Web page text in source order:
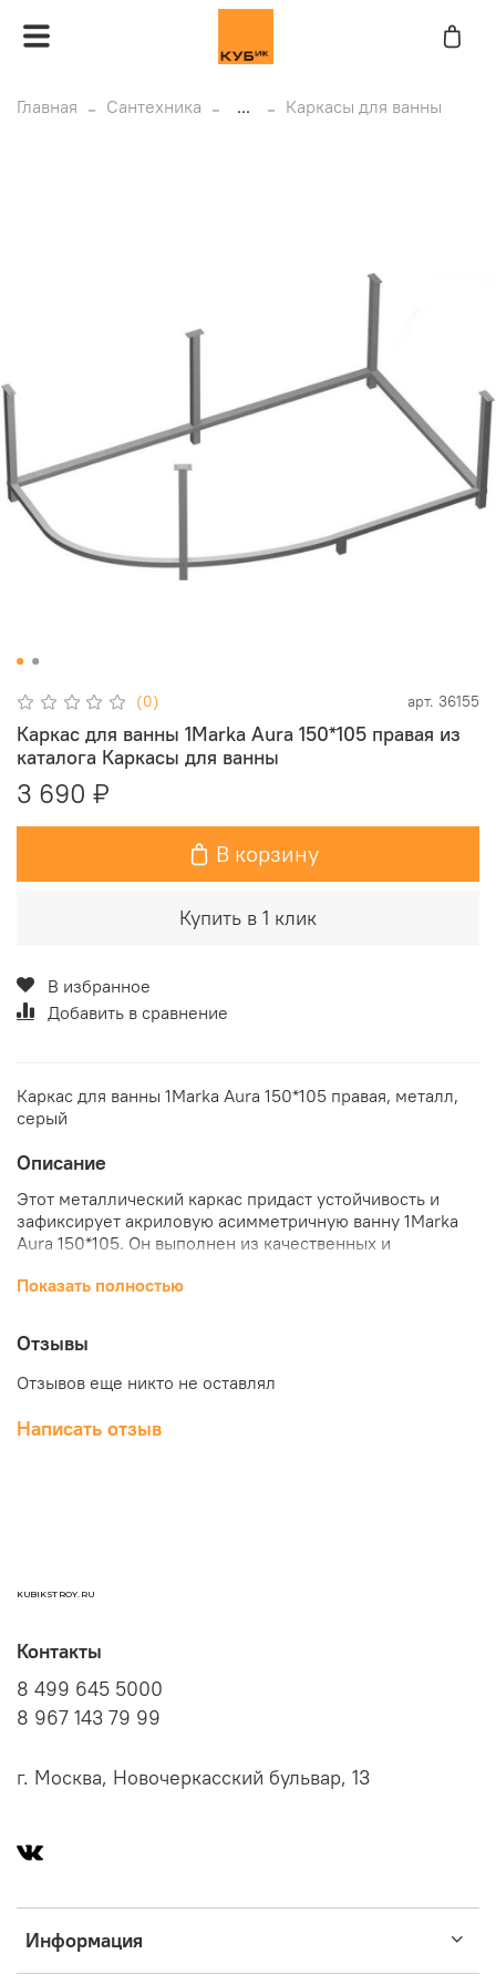
Главная Сантехника ... Каркасы для ванны
(0) арт. 36155
Каркас для ванны 1Marka Aura 150*105 правая из
каталога Каркасы для ванны
3 690 ₽
В корзину
Купить в 1 клик
В избранное
Добавить в сравнение
Каркас для ванны 1Marka Aura 150*105 правая, металл,
серый
Описание
Этот металлический каркас придаст устойчивость и
зафиксирует акриловую асимметричную ванну 1Marka
Aura 150*105. Он выполнен из качественных и
использование и простую эксплуатацию. Купить каркас
выгодной цене можно в нашем интернет-магазине
"КубикСтрой".
Показать полностью
Отзывы
Отзывов еще никто не оставлял
Написать отзыв
KUBIKSTROY.RU
Информация
Контакты
8 499 645 5000
8 967 143 79 99
г. Москва, Новочеркасский бульвар, 13